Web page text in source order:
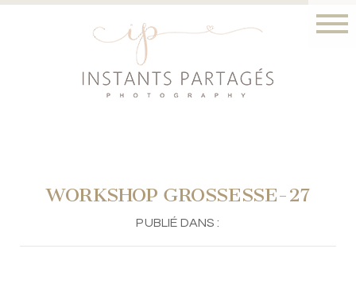
WORKSHOP GROSSESSE-27
PUBLIÉ DANS :